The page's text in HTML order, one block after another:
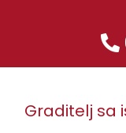
Graditelj sa